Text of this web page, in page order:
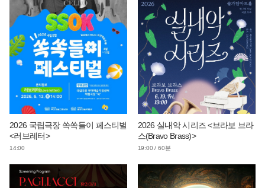
2026 국립극장 쏙쏙들이 페스티벌
<러브레터>
14:00
2026 실내악 시리즈 <브라보 브라
스(Bravo Brass)>
19:00 / 60분